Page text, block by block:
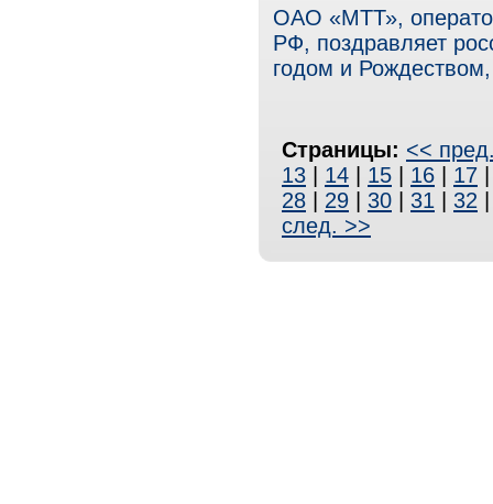
ОАО «МТТ»,
РФ, поздравляет
годом и
Страницы: <<
13
14 15 16 17
28
29 30 31 32
след. >>